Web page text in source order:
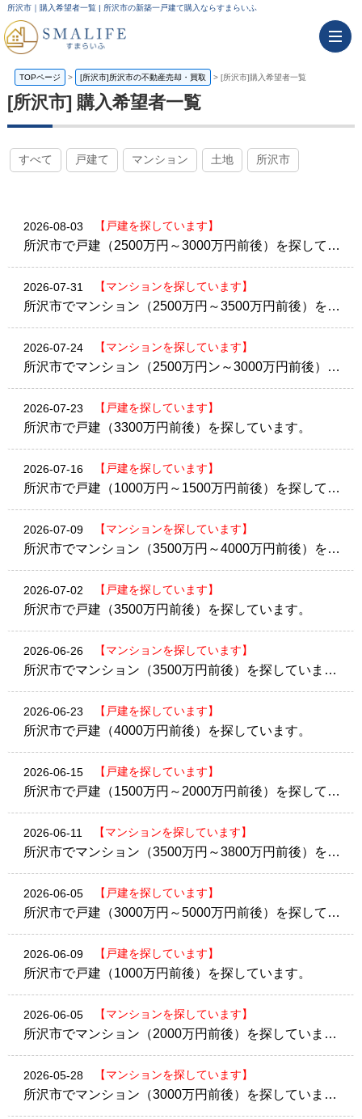
所沢市｜購入希望者一覧 | 所沢市の新築一戸建て購入ならすまらいふ
TOPページ > [所沢市]所沢市の不動産売却・買取 > [所沢市]購入希望者一覧
[所沢市] 購入希望者一覧
すべて 戸建て マンション 土地 所沢市
2026-08-03 【戸建を探しています】
所沢市で戸建（2500万円～3000万円前後）を探しています。
2026-07-31 【マンションを探しています】
所沢市でマンション（2500万円～3500万円前後）を探しています。
2026-07-24 【マンションを探しています】
所沢市でマンション（2500万円ン～3000万円前後）を探しています。
2026-07-23 【戸建を探しています】
所沢市で戸建（3300万円前後）を探しています。
2026-07-16 【戸建を探しています】
所沢市で戸建（1000万円～1500万円前後）を探しています。
2026-07-09 【マンションを探しています】
所沢市でマンション（3500万円～4000万円前後）を探しています。
2026-07-02 【戸建を探しています】
所沢市で戸建（3500万円前後）を探しています。
2026-06-26 【マンションを探しています】
所沢市でマンション（3500万円前後）を探しています。
2026-06-23 【戸建を探しています】
所沢市で戸建（4000万円前後）を探しています。
2026-06-15 【戸建を探しています】
所沢市で戸建（1500万円～2000万円前後）を探しています。
2026-06-11 【マンションを探しています】
所沢市でマンション（3500万円～3800万円前後）を探しています。
2026-06-05 【戸建を探しています】
所沢市で戸建（3000万円～5000万円前後）を探しています。
2026-06-09 【戸建を探しています】
所沢市で戸建（1000万円前後）を探しています。
2026-06-05 【マンションを探しています】
所沢市でマンション（2000万円前後）を探しています。
2026-05-28 【マンションを探しています】
所沢市でマンション（3000万円前後）を探しています。